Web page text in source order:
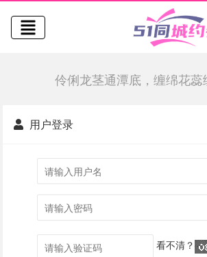
伶俐龙茎通潭底，缠绵花蕊
用户登录
看不清？